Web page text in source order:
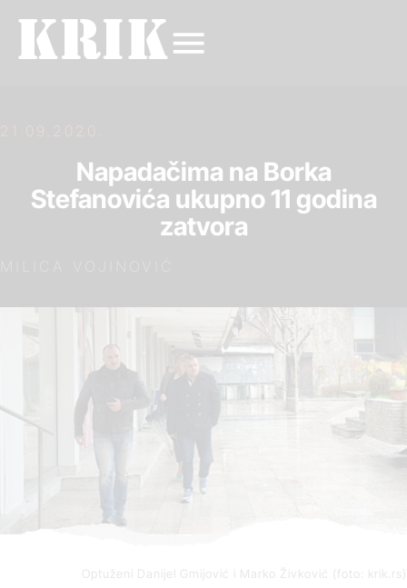
21.09.2020.
Napadačima na Borka
Stefanovića ukupno 11 godina
zatvora
Optuženi Danijel Gmijović i Marko Živković (foto: krik.rs)